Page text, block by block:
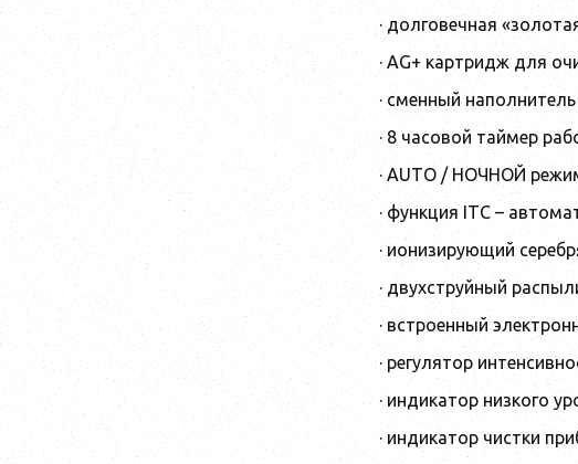
· долговечная
· AG+ картридж для
· сменный
· 8 часовой таймер
· AUTO / НОЧНОЙ
· функция ITC –
· ионизирующий
· двухструйный
· встроенный
· регулятор
· индикатор низкого
· индикатор чистки